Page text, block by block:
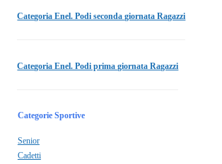
Categoria Enel. Podi seconda giornata Ragazzi
Categoria Enel. Podi prima giornata Ragazzi
Categorie Sportive
Senior
Cadetti